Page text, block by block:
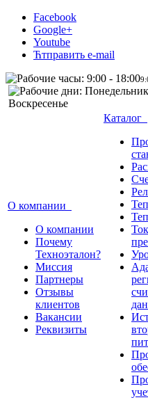
Facebook
Google+
Youtube
Ћтправить e-mail
О компании
О компании
Почему
Техноэталон?
Миссия
Партнеры
Отзывы
клиентов
Вакансии
Реквизиты
Каталог